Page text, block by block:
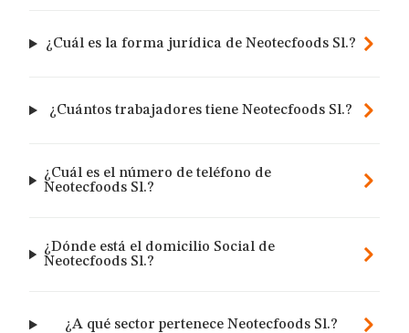
¿Cuál es la forma jurídica de Neotecfoods Sl.?
¿Cuántos trabajadores tiene Neotecfoods Sl.?
¿Cuál es el número de teléfono de
Neotecfoods Sl.?
¿Dónde está el domicilio Social de
Neotecfoods Sl.?
¿A qué sector pertenece Neotecfoods Sl.?